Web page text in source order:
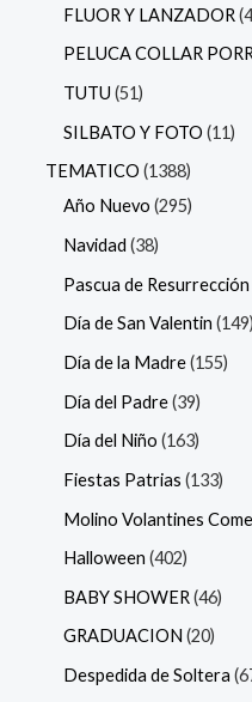
FLUOR Y LANZADOR
PELUCA COLLAR
TUTU 51
SILBATO Y FOTO 11
TEMATICO 1388
Año Nuevo 295
Navidad 38
Pascua de Resurrección
Día de San Valentin 149
Día de la Madre 155
Día del Padre 39
Día del Niño 163
Fiestas Patrias 133
Molino Volantines
Halloween 402
BABY SHOWER 46
GRADUACION 20
Despedida de Soltera